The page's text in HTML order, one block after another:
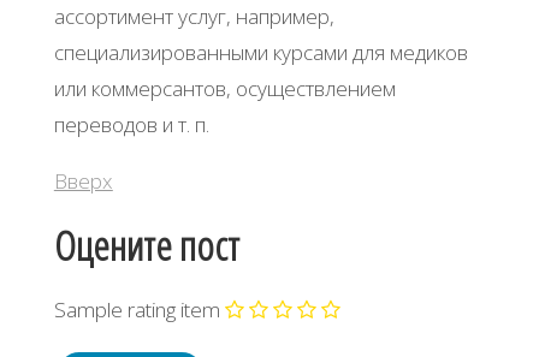
ассортимент услуг, например,
специализированными курсами для медиков
или коммерсантов, осуществлением
переводов и т. п.
Вверх
Оцените пост
Sample rating item